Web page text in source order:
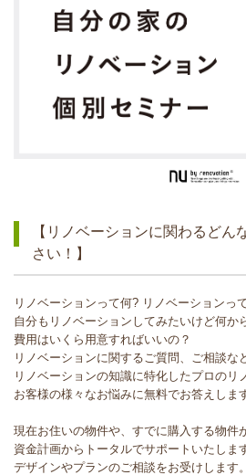
【リノベーションに関わるどん
さい！】
リノベーションって何? リノベーションっ
自分もリノベーションしてみたいけど何か
費用はいくら用意すればいいの？
リノベーションに関するご質問、ご相談な
リノベーションの知識に特化したプロのリ
お客様の様々なお悩みに無料でお答えしま
現在お住いの物件や、すでに購入する物件
資金計画からトータルでサポートいたしま
デザインやプランのご相談をお受けします。